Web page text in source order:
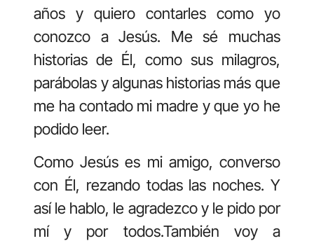
años y quiero contarles como yo
conozco a Jesús. Me sé muchas
historias de Él, como sus milagros,
parábolas y algunas historias más que
me ha contado mi madre y que yo he
podido leer.
Como Jesús es mi amigo, converso
con Él, rezando todas las noches. Y
así le hablo, le agradezco y le pido por
mí y por todos.También voy a